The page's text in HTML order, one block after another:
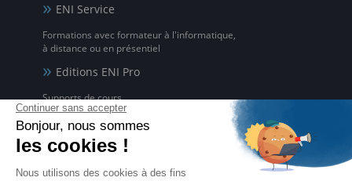
ENI Service
Formations avec formateur à l'informatique,
à distance ou en présentiel
Editions ENI Pro
Supports de cours
pour les organismes de formation
ENI elearning
La solution de formation à l'informatique en ligne,
disponible en 5 langues